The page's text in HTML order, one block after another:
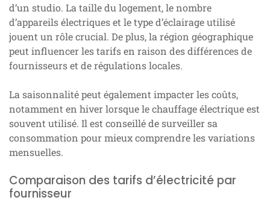
d’un studio. La taille du logement, le nombre
d’appareils électriques et le type d’éclairage utilisé
jouent un rôle crucial. De plus, la région géographique
peut influencer les tarifs en raison des différences de
fournisseurs et de régulations locales.
La saisonnalité peut également impacter les coûts,
notamment en hiver lorsque le chauffage électrique est
souvent utilisé. Il est conseillé de surveiller sa
consommation pour mieux comprendre les variations
mensuelles.
Comparaison des tarifs d’électricité par
fournisseur